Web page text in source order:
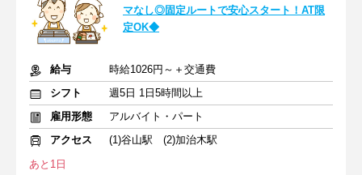
マなし◎固定ルートで安心スタート！AT限
定OK◆
給与
時給1026円～＋交通費
シフト
週5日 1日5時間以上
雇用形態
アルバイト・パート
アクセス
(1)谷山駅 (2)加治木駅
あと1日